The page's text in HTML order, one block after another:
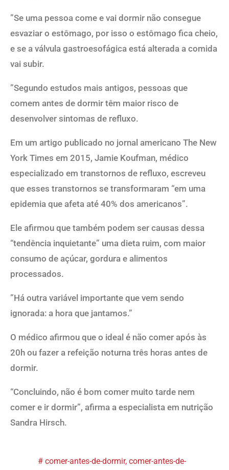
”Se uma pessoa come e vai dormir não consegue
esvaziar o estômago, por isso o estômago fica cheio,
e se a válvula gastroesofágica está alterada a comida
vai subir.
”Segundo estudos mais antigos, pessoas que
comem antes de dormir têm maior risco de
desenvolver sintomas de refluxo.
Em um artigo publicado no jornal americano The New
York Times em 2015, Jamie Koufman, médico
especializado em transtornos de refluxo, escreveu
que esses transtornos se transformaram “em uma
epidemia que afeta até 40% dos americanos”.
Ele afirmou que também podem ser causas dessa
“tendência inquietante” uma dieta ruim, com maior
consumo de açúcar, gordura e alimentos
processados.
”Há outra variável importante que vem sendo
ignorada: a hora que jantamos.”
O médico afirmou que o ideal é não comer após às
20h ou fazer a refeição noturna três horas antes de
dormir.
“Concluindo, não é bom comer muito tarde nem
comer e ir dormir”, afirma a especialista em nutrição
Sandra Hirsch.
# comer-antes-de-dormir, comer-antes-de-